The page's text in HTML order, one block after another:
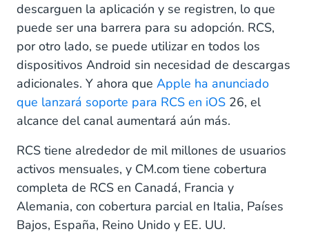
descarguen la aplicación y se registren, lo que
puede ser una barrera para su adopción. RCS,
por otro lado, se puede utilizar en todos los
dispositivos Android sin necesidad de descargas
adicionales. Y ahora que Apple ha anunciado
que lanzará soporte para RCS en iOS 26, el
alcance del canal aumentará aún más.
RCS tiene alrededor de mil millones de usuarios
activos mensuales, y CM.com tiene cobertura
completa de RCS en Canadá, Francia y
Alemania, con cobertura parcial en Italia, Países
Bajos, España, Reino Unido y EE. UU.